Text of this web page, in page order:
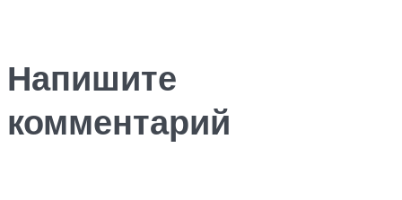
Напишите
комментарий